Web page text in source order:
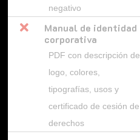
negativo

Manual de identidad
corporativa
PDF con descripción de
logo, colores,
tipografías, usos y
certificado de cesión de
derechos